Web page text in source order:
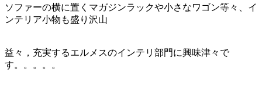
ソファーの横に置くマガジンラックや小さなワゴン等々、イ
ンテリア小物も盛り沢山
益々，充実するエルメスのインテリ部門に興味津々で
す。。。。。